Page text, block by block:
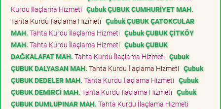
Kurdu İlaçlama Hizmeti Çubuk ÇUBUK CUMHURİYET MAH.
Tahta Kurdu İlaçlama Hizmeti Çubuk ÇUBUK ÇATOKCULAR
MAH. Tahta Kurdu İlaçlama Hizmeti Çubuk ÇUBUK ÇİTKÖY
MAH. Tahta Kurdu İlaçlama Hizmeti Çubuk ÇUBUK
DAĞKALAFAT MAH. Tahta Kurdu İlaçlama Hizmeti Çubuk
ÇUBUK DALYASAN MAH. Tahta Kurdu İlaçlama Hizmeti Çubuk
ÇUBUK DEDELER MAH. Tahta Kurdu İlaçlama Hizmeti Çubuk
ÇUBUK DEMİRCİ MAH. Tahta Kurdu İlaçlama Hizmeti Çubuk
ÇUBUK DUMLUPINAR MAH. Tahta Kurdu İlaçlama Hizmeti